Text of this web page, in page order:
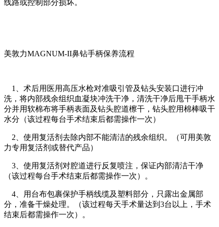
线路或控制部分损坏。
美敦力MAGNUM-II鼻钻手柄保养流程
1、术后用医用高压水枪对准吸引管及钻头安装口进行冲
洗，将内部残余组织血凝块冲洗干净，清洗干净后甩干手柄水
分并用软棉布将手柄表面及钻头腔道檫干，钻头腔用棉棒吸干
水分（该过程每台手术结束后都需操作一次）
2、使用复活剂去除内部不能清洁的残余组织。（可用美敦
力专用复活剂或替代产品）
3、使用复活剂对腔道进行反复喷注，保证内部清洁干净
（该过程每台手术结束后都需操作一次）。
4、用台布包裹保护手柄线缆及塑料部分，只露出金属部
分，准备干燥处理。（该过程每天手术量达到3台以上，手术
结束后都需操作一次）。